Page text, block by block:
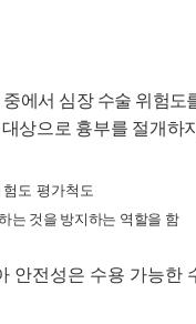
중에서 심장 수술 위험도
상으로 흉부를 절개하
도 평가척도
는 것을 방지하는 역할을 함
안전성은 수용 가능한